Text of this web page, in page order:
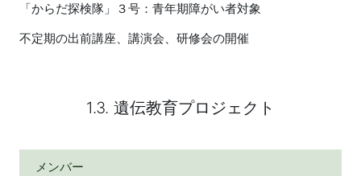
「からだ探検隊」３号：青年期障がい者対象
不定期の出前講座、講演会、研修会の開催
1.3. 遺伝教育プロジェクト
メンバー